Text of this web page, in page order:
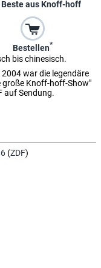
Beste aus Knoff-hoff
Bestellen*
bis chinesisch.
war die legendäre
große Knoff-hoff-Show"
auf Sendung.
(ZDF)